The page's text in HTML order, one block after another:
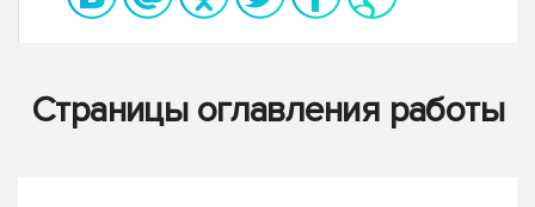
Страницы оглавления работы